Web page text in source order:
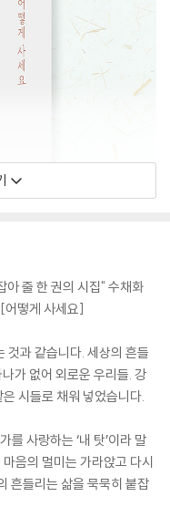
아 줄 한 권의 시집" 수채화
어떻게 사세요]
것과 같습니다. 세상의 흔들
가 없어 외로운 우리들. 강
시들로 채워 넣었습니다.
를 사랑하는 ‘내 탓’이라 말
음의 멀미는 가라앉고 다시
흔들리는 삶을 묵묵히 붙잡